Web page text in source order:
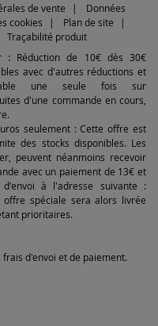
de vente
Données
cookies
Plan de site
Traçabilité produit
: Réduction de 10€ dès 30€
avec d'autres réductions et
une seule fois sur
d'une commande en cours,
seulement : Cette offre est
des stocks disponibles. Les
peuvent néanmoins recevoir
avec un paiement de 13€ et
à l'adresse suivante :
offre spéciale sera alors livrée
prioritaires.
frais d'envoi et de paiement.